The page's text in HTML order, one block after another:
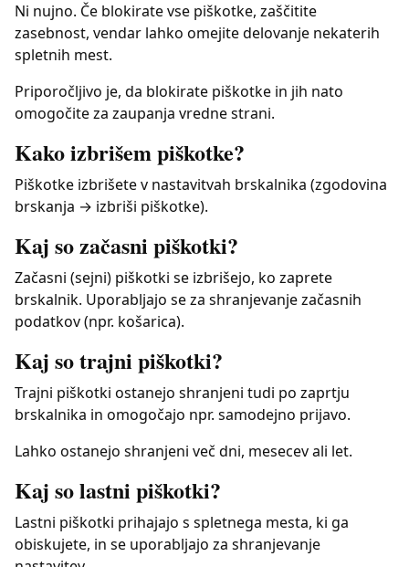
Ni nujno. Če blokirate vse piškotke, zaščitite
zasebnost, vendar lahko omejite delovanje nekaterih
spletnih mest.
Priporočljivo je, da blokirate piškotke in jih nato
omogočite za zaupanja vredne strani.
Kako izbrišem piškotke?
Piškotke izbrišete v nastavitvah brskalnika (zgodovina
brskanja → izbriši piškotke).
Kaj so začasni piškotki?
Začasni (sejni) piškotki se izbrišejo, ko zaprete
brskalnik. Uporabljajo se za shranjevanje začasnih
podatkov (npr. košarica).
Kaj so trajni piškotki?
Trajni piškotki ostanejo shranjeni tudi po zaprtju
brskalnika in omogočajo npr. samodejno prijavo.
Lahko ostanejo shranjeni več dni, mesecev ali let.
Kaj so lastni piškotki?
Lastni piškotki prihajajo s spletnega mesta, ki ga
obiskujete, in se uporabljajo za shranjevanje